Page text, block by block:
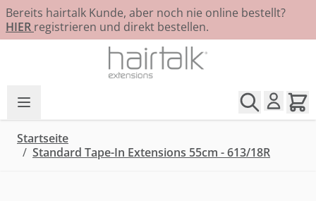
Bereits hairtalk Kunde, aber noch nie online bestellt?
HIER registrieren und direkt bestellen.
Startseite
/ Standard Tape-In Extensions 55cm - 613/18R